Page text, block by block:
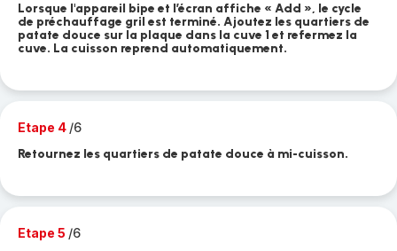
Lorsque l'appareil bipe et l’écran affiche « Add », le cycle
de préchauffage gril est terminé. Ajoutez les quartiers de
patate douce sur la plaque dans la cuve 1 et refermez la
cuve. La cuisson reprend automatiquement.
Etape 4 /6
Retournez les quartiers de patate douce à mi-cuisson.
Etape 5 /6